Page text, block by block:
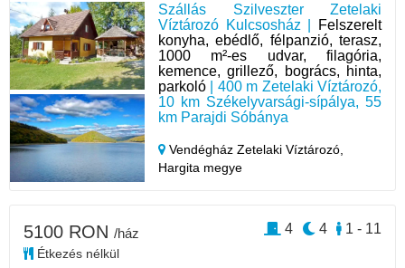
Szállás Szilveszter Zetelaki
Víztározó Kulcsosház |
Felszerelt
konyha, ebédlő, félpanzió, terasz,
1000 m²-es udvar, filagória,
kemence, grillező, bogrács, hinta,
parkoló | 400 m Zetelaki Víztározó,
10 km Székelyvarsági-sípálya, 55
km Parajdi Sóbánya
Vendégház Zetelaki Víztározó,
Hargita megye
5100 RON /ház
Étkezés nélkül
1 - 11
4
4